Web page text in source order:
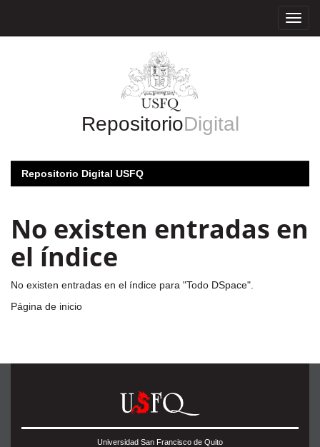
RepositorioDigital
Repositorio Digital USFQ
No existen entradas en
el índice
No existen entradas en el índice para "Todo DSpace".
Página de inicio
Universidad San Francisco de Quito